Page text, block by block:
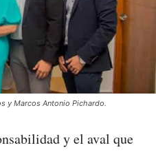
y Marcos Antonio Pichardo.
y el aval que